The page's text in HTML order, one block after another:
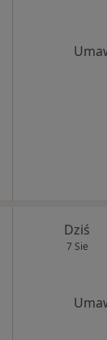
Dziś
7 Sie